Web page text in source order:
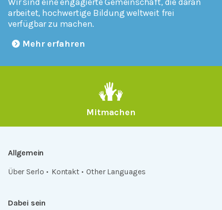
arbeitet, hochwertige Bildung weltweit frei
verfügbar zu machen.
Mehr erfahren
Mitmachen
Allgemein
Über Serlo
Kontakt Other Languages
Dabei sein